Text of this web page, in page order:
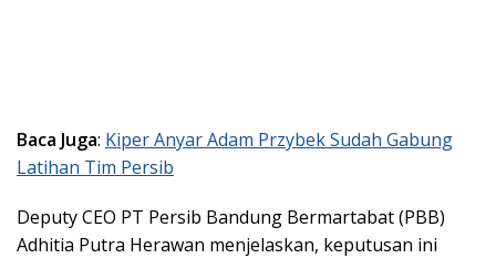
Baca Juga: Kiper Anyar Adam Przybek Sudah Gabung
Latihan Tim Persib
Deputy CEO PT Persib Bandung Bermartabat (PBB)
Adhitia Putra Herawan menjelaskan, keputusan ini